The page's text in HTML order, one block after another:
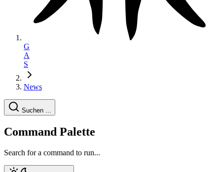
G
A
S
News
Suchen ...
Command Palette
Search for a command to run...